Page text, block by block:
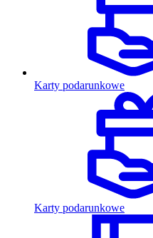
Karty podarunkowe
Karty podarunkowe